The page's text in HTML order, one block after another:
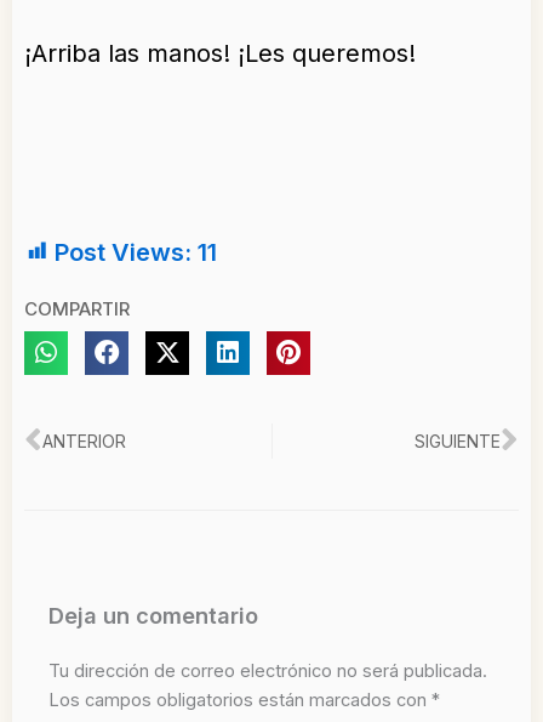
¡Arriba las manos! ¡Les queremos!
Post Views: 11
COMPARTIR
Ant
ANTERIOR SIGUIENTE
Deja un comentario
Tu dirección de correo electrónico no será publicada.
Los campos obligatorios están marcados con *